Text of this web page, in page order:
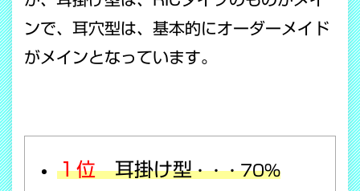
ンで、耳穴型は、基本的にオーダーメイド
がメインとなっています。
１位耳掛け型・・・70％